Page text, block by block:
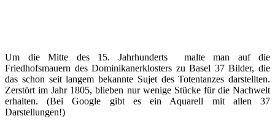
Um die Mitte des 15. Jahrhunderts malte man auf die
Friedhofsmauern des Dominikanerklosters zu Basel 37 Bilder, die
das schon seit langem bekannte Sujet des Totentanzes darstellten.
Zerstört im Jahr 1805, blieben nur wenige Stücke für die Nachwelt
erhalten. (Bei Google gibt es ein Aquarell mit allen 37
Darstellungen!)